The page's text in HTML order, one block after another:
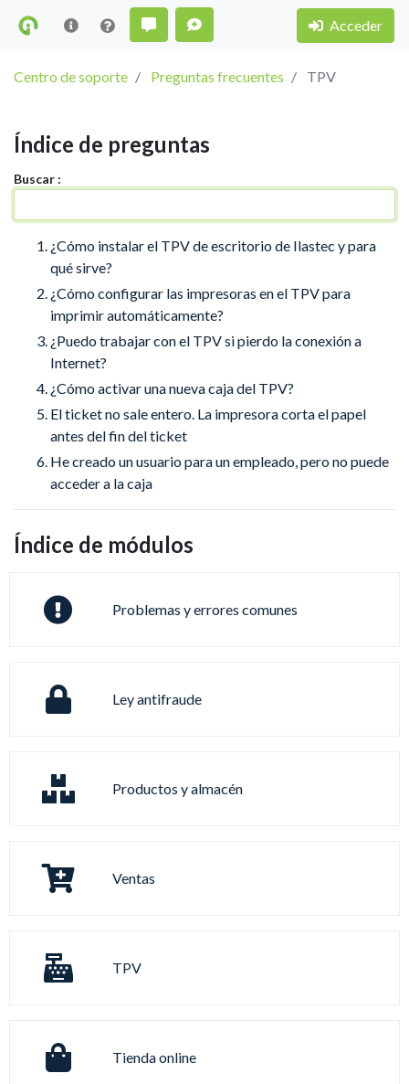
Acceder
Centro de soporte Preguntas frecuentes TPV
Índice de preguntas
Buscar :
¿Cómo instalar el TPV de escritorio de Ilastec y para
qué sirve?
¿Cómo configurar las impresoras en el TPV para
imprimir automáticamente?
¿Puedo trabajar con el TPV si pierdo la conexión a
Internet?
¿Cómo activar una nueva caja del TPV?
El ticket no sale entero. La impresora corta el papel
antes del fin del ticket
He creado un usuario para un empleado, pero no puede
acceder a la caja
Índice de módulos
Problemas y errores comunes
Ley antifraude
Productos y almacén
Ventas
TPV
Tienda online